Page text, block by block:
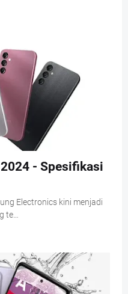
- Spesifikasi
Electronics kini menjadi
te…